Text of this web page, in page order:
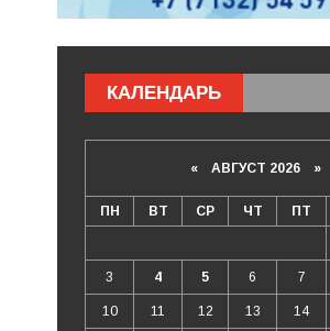
КАЛЕНДАРЬ
«АВГУСТ 2026 »
ПН ВТ СР ЧТ ПТ
3 4 5 6 7
10 11 12 13 14